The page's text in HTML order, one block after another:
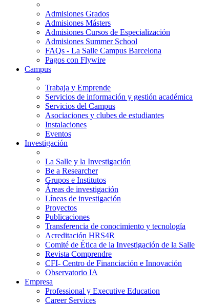
Admisiones Grados
Admisiones Másters
Admisiones Cursos de Especialización
Admisiones Summer School
FAQs - La Salle Campus Barcelona
Pagos con Flywire
Campus
Trabaja y Emprende
Servicios de información y gestión académica
Servicios del Campus
Asociaciones y clubes de estudiantes
Instalaciones
Eventos
Investigación
La Salle y la Investigación
Be a Researcher
Grupos e Institutos
Áreas de investigación
Líneas de investigación
Proyectos
Publicaciones
Transferencia de conocimiento y tecnología
Acreditación HRS4R
Comité de Ética de la Investigación de la Salle
Revista Comprendre
CFI- Centro de Financiación e Innovación
Observatorio IA
Empresa
Professional y Executive Education
Career Services